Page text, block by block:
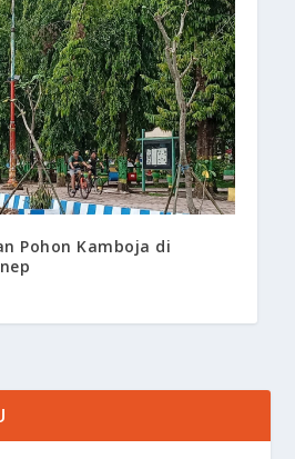
Pohon Kamboja di